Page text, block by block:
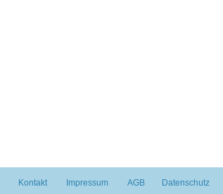
Kontakt Impressum AGB Datenschutz